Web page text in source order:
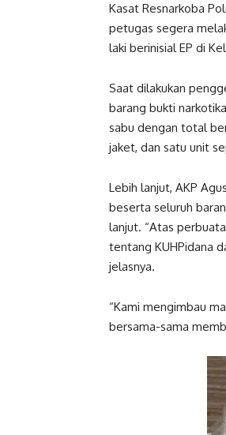
Kasat Resnarkoba
petugas segera
laki berinisial EP di
Saat dilakukan
barang bukti
sabu dengan total
jaket, dan satu unit
Lebih lanjut, AKP
beserta seluruh
lanjut. “Atas
tentang KUHPidana
jelasnya.
“Kami mengimbau
bersama-sama